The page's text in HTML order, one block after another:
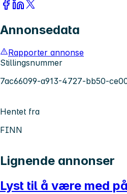
Annonsedata
Rapporter annonse
Stillingsnummer
7ac66099-a913-4727-bb50-
Hentet fra
FINN
Lignende annonser
Lyst til å være med